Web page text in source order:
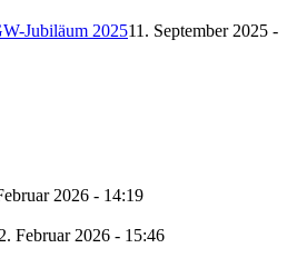
Jubiläum 202511. September 2025 -
2026 - 14:19
2. Februar 2026 - 15:46